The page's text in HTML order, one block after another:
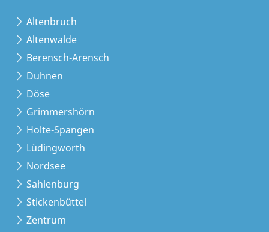
Altenbruch
Altenwalde
Berensch-Arensch
Duhnen
Döse
Grimmershörn
Holte-Spangen
Lüdingworth
Nordsee
Sahlenburg
Stickenbüttel
Zentrum